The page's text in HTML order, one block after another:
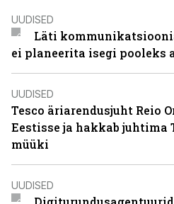
UUDISED
Läti
ei planeerita isegi pooleks
UUDISED
Tesco äriarendusjuht Reio
Eestisse ja hakkab juhtima
müüki
UUDISED